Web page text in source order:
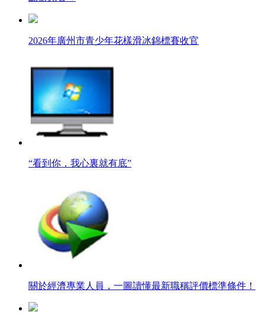
2026年廣州市青少年花樣滑冰錦標賽收官
“看到你，我心裏就有底”
關於經濟專業人員，一圖讀懂最新職稱評價標準條件！